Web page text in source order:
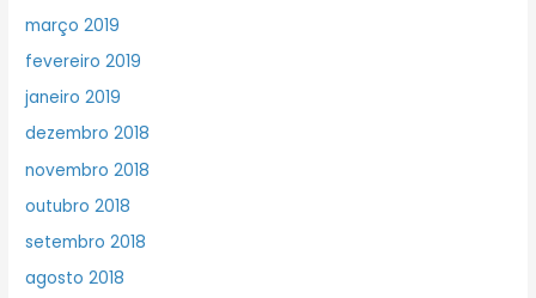
março 2019
fevereiro 2019
janeiro 2019
dezembro 2018
novembro 2018
outubro 2018
setembro 2018
agosto 2018